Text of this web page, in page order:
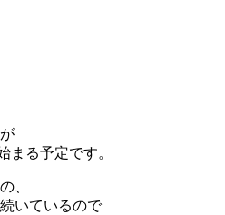
まる予定です。
、
いているので